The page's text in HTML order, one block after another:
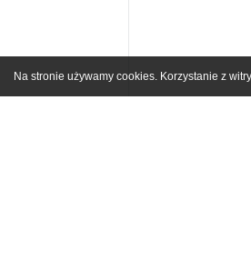
Na stronie używamy cookies. Korzystanie z